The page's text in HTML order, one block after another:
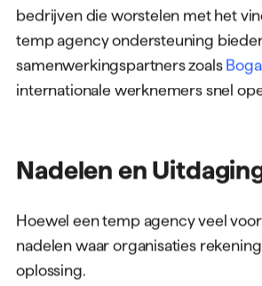
bedrijven die worstelen met het
temp agency ondersteuning
samenwerkingspartners zoals
internationale werknemers snel
Nadelen en
Hoewel een temp agency veel
nadelen waar organisaties
oplossing.